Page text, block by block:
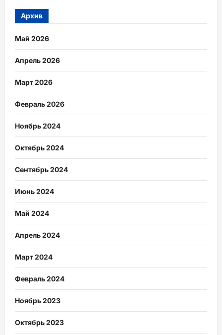
Архив
Май 2026
Апрель 2026
Март 2026
Февраль 2026
Ноябрь 2024
Октябрь 2024
Сентябрь 2024
Июнь 2024
Май 2024
Апрель 2024
Март 2024
Февраль 2024
Ноябрь 2023
Октябрь 2023